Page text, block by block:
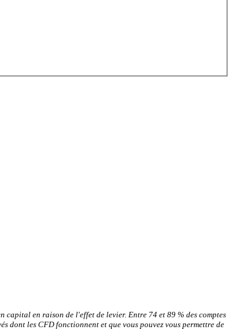
capital en raison de l'effet de levier. Entre 74 et 89 % des comptes
dont les CFD fonctionnent et que vous pouvez vous permettre de